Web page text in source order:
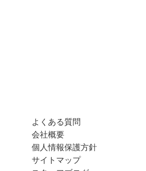
よくある質問
会社概要
個人情報保護方針
サイトマップ